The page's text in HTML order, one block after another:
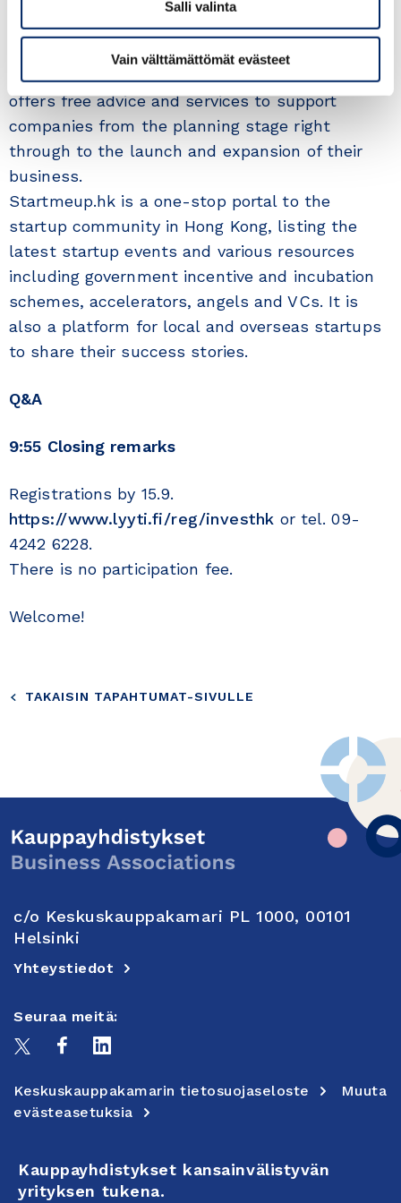
Salli valinta
Vain välttämättömät evästeet
entrepreneurs, SMEs and multinationals that
wish to set up an office – or expand their
existing business – in Hong Kong. InvestHK
offers free advice and services to support
companies from the planning stage right
through to the launch and expansion of their
business.
Startmeup.hk is a one-stop portal to the
startup community in Hong Kong, listing the
latest startup events and various resources
including government incentive and incubation
schemes, accelerators, angels and VCs. It is
also a platform for local and overseas startups
to share their success stories.
Q&A
9:55 Closing remarks
Registrations by 15.9.
https://www.lyyti.fi/reg/investhk or tel. 09-
4242 6228.
There is no participation fee.
Welcome!
TAKAISIN TAPAHTUMAT-SIVULLE
c/o Keskuskauppakamari PL 1000, 00101
Helsinki
Yhteystiedot
Seuraa meitä:
Keskuskauppakamarin tietosuojaseloste
Muuta
evästeasetuksia
Kauppayhdistykset kansainvälistyvän
yrityksen tukena.